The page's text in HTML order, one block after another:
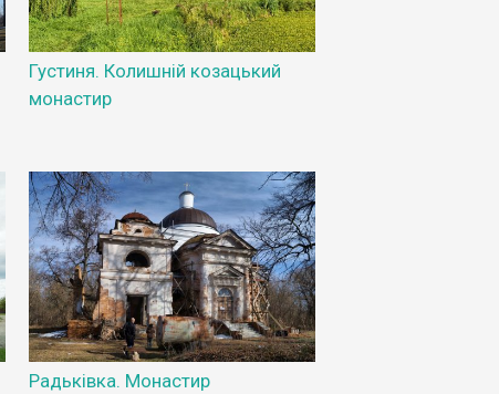
Густиня. Колишній козацький
монастир
Радьківка. Монастир